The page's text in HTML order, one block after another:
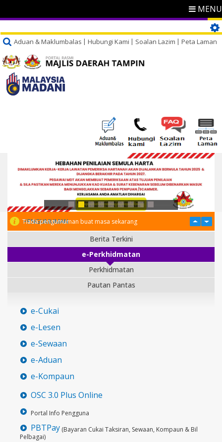
MENU
Aduan & Maklumbalas Hubungi Kami Soalan Lazim Peta Laman
PENGUMUMAN
Tiada pengumuman buat masa sekarang
Berita Terkini
e-Perkhidmatan
Perkhidmatan
Pautan Pantas
e-Cukai
e-Lesen
e-Sewaan
e-Aduan
e-Kompaun
OSC 3.0 Plus Online
Portal Info Pengguna
PBTPay (Bayaran Cukai Taksiran, Sewaan, Kompaun & Bil
Pelbagai)